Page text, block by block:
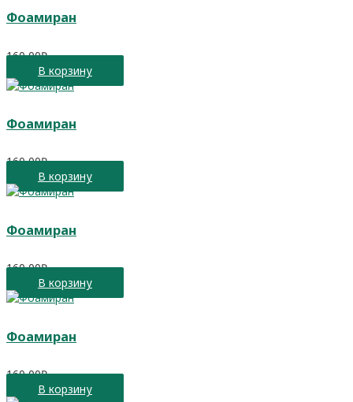
Фоамиран
160,00₽
В корзину
Фоамиран
160,00₽
В корзину
Фоамиран
160,00₽
В корзину
Фоамиран
160,00₽
В корзину